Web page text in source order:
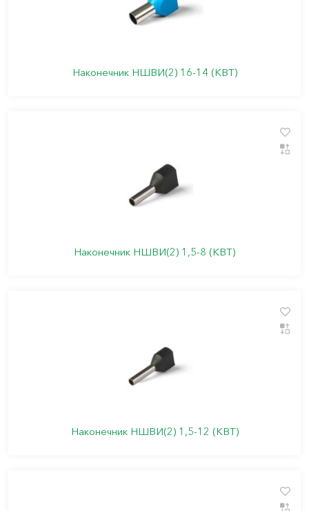
Наконечник НШВИ(2) 16-14 (КВТ)
Наконечник НШВИ(2) 1,5-8 (КВТ)
Наконечник НШВИ(2) 1,5-12 (КВТ)